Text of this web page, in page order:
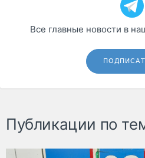
Все главные новости в
Публикации по